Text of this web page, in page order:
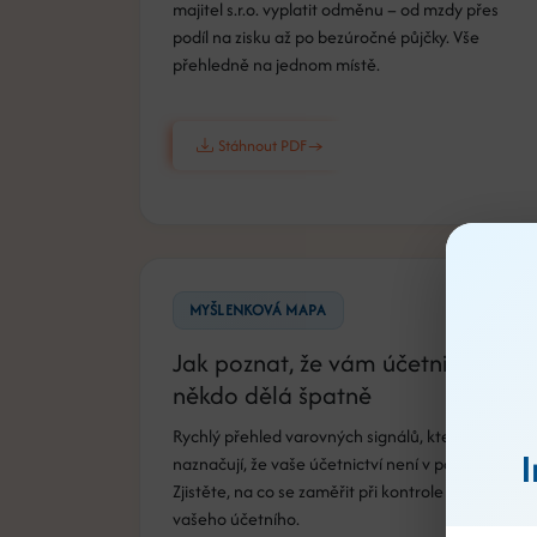
majitel s.r.o. vyplatit odměnu – od mzdy přes
podíl na zisku až po bezúročné půjčky. Vše
přehledně na jednom místě.
Stáhnout PDF
MYŠLENKOVÁ MAPA
Jak poznat, že vám účetnictví
někdo dělá špatně
Rychlý přehled varovných signálů, které
naznačují, že vaše účetnictví není v pořádku.
Zjistěte, na co se zaměřit při kontrole práce
vašeho účetního.